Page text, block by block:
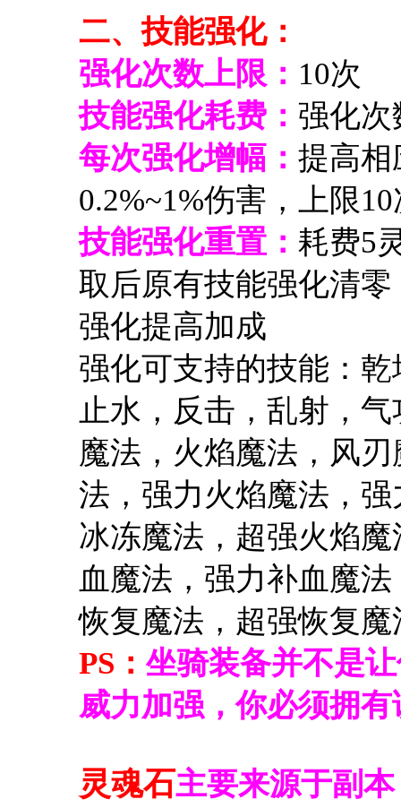
二、技能强化：
强化次数上限： 10次
技能强化耗费： 强化次
每次强化增幅： 提高相
0.2%~1%伤害，上限10
技能强化重置： 耗费5
取后原有技能强化清
强化提高加成
强化可支持的技能：
止水，反击，乱射，
魔法，火焰魔法，风
法，强力火焰魔法，
冰冻魔法，超强火焰
血魔法，强力补血魔
恢复魔法，超强恢复
PS：坐骑装备并不是
威力加强，你必须拥
灵魂石主要来源于副本